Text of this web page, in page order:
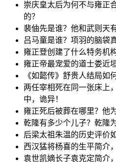
崇庆皇太后为何不与雍正
的？
裴伷先是谁？他和武则天
吕马童是谁？项羽的脑袋
雍正登创建了什么特务机
雍正帝最宠爱的道士娄近
《如懿传》舒贵人结局如
两任宰相死在同一张床上
中，诡异！
雍正死后被葬在哪里？他
乾隆有多少个儿子？乾隆
后梁太祖朱温的历史评价
西汉猛将杨喜的生平简介
袁世凯嫡长子袁克定简介